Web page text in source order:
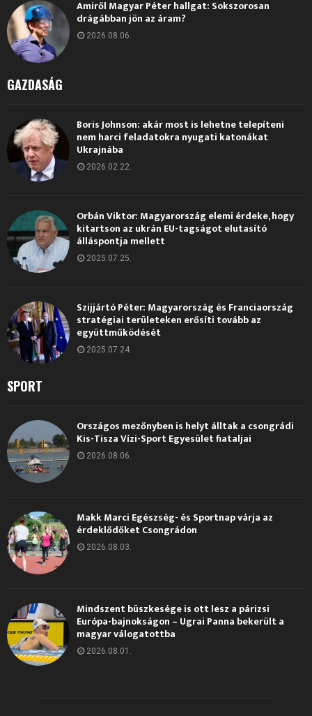
Amiről Magyar Péter hallgat: Sokszorosan
drágábban jön az áram?
2026.08.06.
GAZDASÁG
Boris Johnson: akár most is lehetne telepíteni
nem harci feladatokra nyugati katonákat
Ukrajnába
2026.02.22.
Orbán Viktor: Magyarország elemi érdeke, hogy
kitartson az ukrán EU-tagságot elutasító
álláspontja mellett
2025.07.25.
Szijjártó Péter: Magyarország és Franciaország
stratégiai területeken erősíti tovább az
együttműködését
2025.07.24.
SPORT
Országos mezőnyben is helyt álltak a csongrádi
Kis-Tisza Vízi-Sport Egyesület fiataljai
2026.08.06.
Makk Marci Egészség- és Sportnap várja az
érdeklődőket Csongrádon
2026.08.03.
Mindszent büszkesége is ott lesz a párizsi
Európa-bajnokságon – Ugrai Panna bekerült a
magyar válogatottba
2026.08.01.